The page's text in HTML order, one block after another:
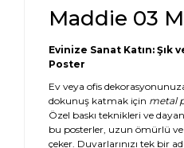
Maddie 03
Evinize Sanat Katın: Şık
Poster
Ev veya ofis
dokunuş katmak için metal
Özel baskı teknikleri ve
bu posterler, uzun ömürlü
çeker. Duvarlarınızı tek bir